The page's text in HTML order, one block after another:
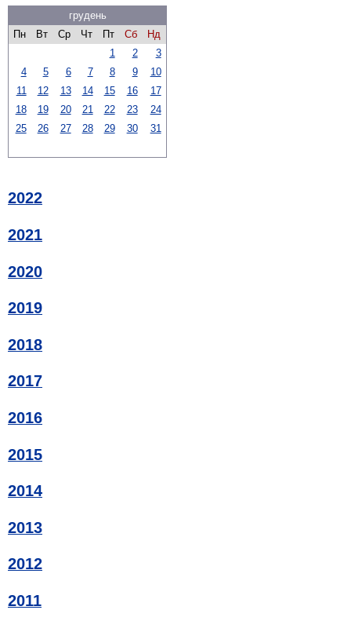
грудень
Пн
Вт Ср Чт Пт Сб
Нд
1
2
3
4
5 6 7 8 9
10
11
12 13 14 15 16
17
18
19 20 21 22 23
24
25
26 27 28 29 30 31
2022
2021
2020
2019
2018
2017
2016
2015
2014
2013
2012
2011